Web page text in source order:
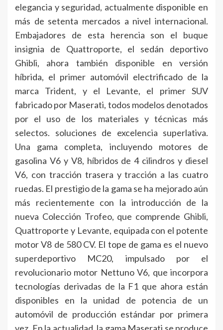
elegancia y seguridad, actualmente disponible en
más de setenta mercados a nivel internacional.
Embajadores de esta herencia son el buque
insignia de Quattroporte, el sedán deportivo
Ghibli, ahora también disponible en versión
híbrida, el primer automóvil electrificado de la
marca Trident, y el Levante, el primer SUV
fabricado por Maserati, todos modelos denotados
por el uso de los materiales y técnicas más
selectos. soluciones de excelencia superlativa.
Una gama completa, incluyendo motores de
gasolina V6 y V8, híbridos de 4 cilindros y diesel
V6, con tracción trasera y tracción a las cuatro
ruedas. El prestigio de la gama se ha mejorado aún
más recientemente con la introducción de la
nueva Colección Trofeo, que comprende Ghibli,
Quattroporte y Levante, equipada con el potente
motor V8 de 580 CV. El tope de gama es el nuevo
superdeportivo MC20, impulsado por el
revolucionario motor Nettuno V6, que incorpora
tecnologías derivadas de la F1 que ahora están
disponibles en la unidad de potencia de un
automóvil de producción estándar por primera
vez. En la actualidad, la gama Maserati se produce